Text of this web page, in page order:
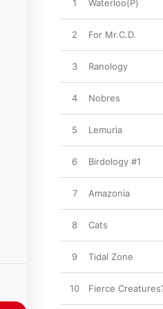
1 Waterloo(P)
2 For Mr.C.D.
3 Ranology
4 Nobres
5 Lemuria
6 Birdology #1
7 Amazonia
8 Cats
9 Tidal Zone
10 Fierce